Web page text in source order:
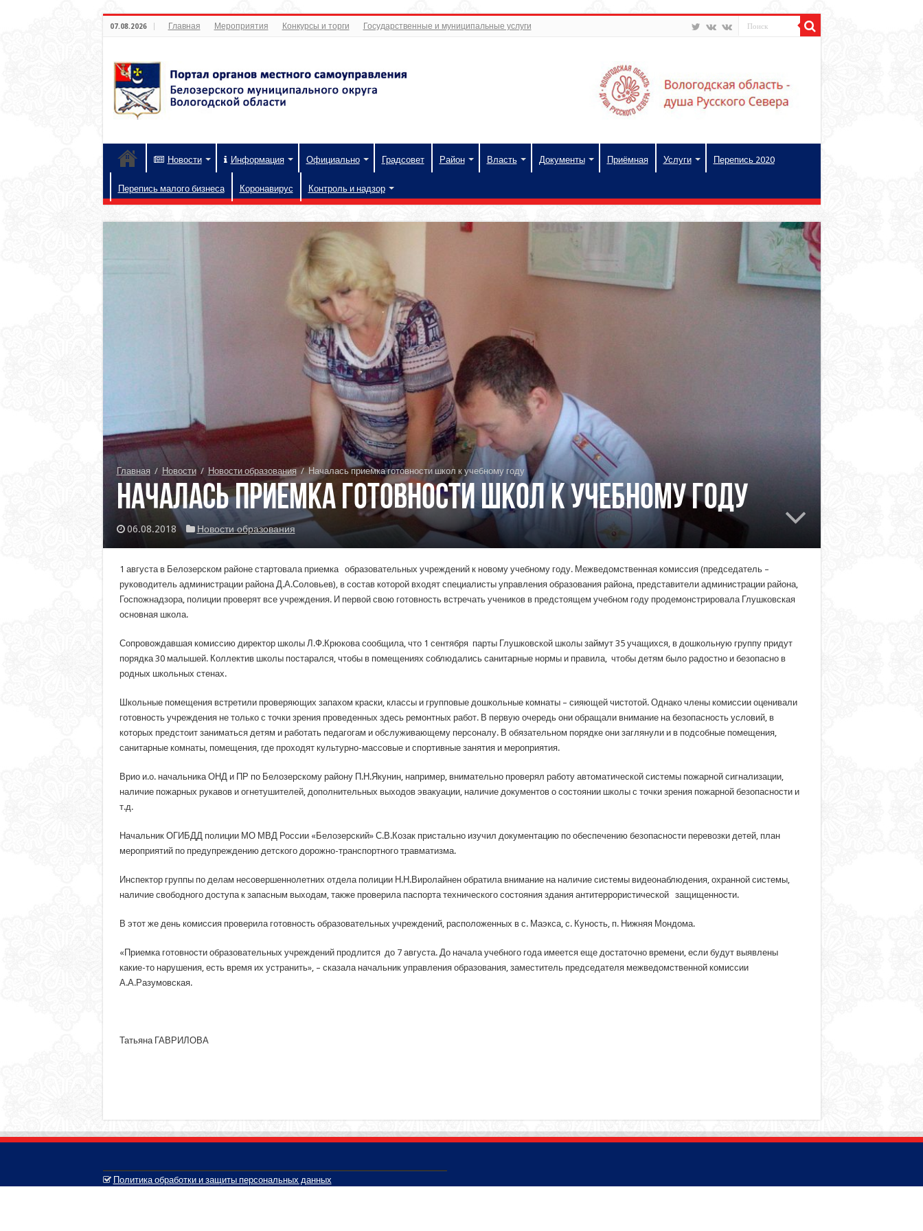
07.08.2026 Главная Мероприятия Конкурсы и торги Государственные и муниципальные услуги
Новости Информация Официально Градсовет Район Власть Документы Приёмная Услуги Перепись 2020
Перепись малого бизнеса Коронавирус Контроль и надзор
Главная / Новости / Новости образования / Началась приемка готовности школ к учебному году
Началась приемка готовности школ к учебному году
06.08.2018 Новости образования
1 августа в Белозерском районе стартовала приемка образовательных учреждений к новому учебному году. Межведомственная комиссия (председатель –
руководитель администрации района Д.А.Соловьев), в состав которой входят специалисты управления образования района, представители администрации района,
Госпожнадзора, полиции проверят все учреждения. И первой свою готовность встречать учеников в предстоящем учебном году продемонстрировала Глушковская
основная школа.
Сопровождавшая комиссию директор школы Л.Ф.Крюкова сообщила, что 1 сентября парты Глушковской школы займут 35 учащихся, в дошкольную группу придут
порядка 30 малышей. Коллектив школы постарался, чтобы в помещениях соблюдались санитарные нормы и правила, чтобы детям было радостно и безопасно в
родных школьных стенах.
Школьные помещения встретили проверяющих запахом краски, классы и групповые дошкольные комнаты – сияющей чистотой. Однако члены комиссии оценивали
готовность учреждения не только с точки зрения проведенных здесь ремонтных работ. В первую очередь они обращали внимание на безопасность условий, в
которых предстоит заниматься детям и работать педагогам и обслуживающему персоналу. В обязательном порядке они заглянули и в подсобные помещения,
санитарные комнаты, помещения, где проходят культурно-массовые и спортивные занятия и мероприятия.
Врио и.о. начальника ОНД и ПР по Белозерскому району П.Н.Якунин, например, внимательно проверял работу автоматической системы пожарной сигнализации,
наличие пожарных рукавов и огнетушителей, дополнительных выходов эвакуации, наличие документов о состоянии школы с точки зрения пожарной безопасности и
т.д.
Начальник ОГИБДД полиции МО МВД России «Белозерский» С.В.Козак пристально изучил документацию по обеспечению безопасности перевозки детей, план
мероприятий по предупреждению детского дорожно-транспортного травматизма.
Инспектор группы по делам несовершеннолетних отдела полиции Н.Н.Виролайнен обратила внимание на наличие системы видеонаблюдения, охранной системы,
наличие свободного доступа к запасным выходам, также проверила паспорта технического состояния здания антитеррористической защищенности.
В этот же день комиссия проверила готовность образовательных учреждений, расположенных в с. Маэкса, с. Куность, п. Нижняя Мондома.
«Приемка готовности образовательных учреждений продлится до 7 августа. До начала учебного года имеется еще достаточно времени, если будут выявлены
какие-то нарушения, есть время их устранить», – сказала начальник управления образования, заместитель председателя межведомственной комиссии
А.А.Разумовская.
Татьяна ГАВРИЛОВА
Политика обработки и защиты персональных данных